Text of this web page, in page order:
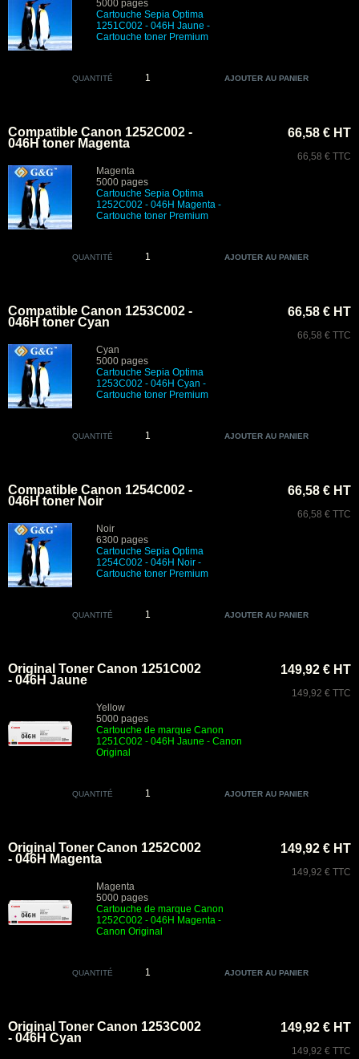
5000 pages
Cartouche Sepia Optima
1251C002 - 046H Jaune -
Cartouche toner Premium
QUANTITÉ
Compatible Canon 1252C002 -
046H toner Magenta
Magenta
5000 pages
Cartouche Sepia Optima
1252C002 - 046H Magenta -
Cartouche toner Premium
66,58 € HT
66,58 € TTC
QUANTITÉ
Compatible Canon 1253C002 -
046H toner Cyan
Cyan
5000 pages
Cartouche Sepia Optima
1253C002 - 046H Cyan -
Cartouche toner Premium
66,58 € HT
66,58 € TTC
QUANTITÉ
Compatible Canon 1254C002 -
046H toner Noir
Noir
6300 pages
Cartouche Sepia Optima
1254C002 - 046H Noir -
Cartouche toner Premium
66,58 € HT
66,58 € TTC
QUANTITÉ
Original Toner Canon 1251C002
- 046H Jaune
Yellow
5000 pages
Cartouche de marque Canon
1251C002 - 046H Jaune - Canon
Original
149,92 € HT
149,92 € TTC
QUANTITÉ
Original Toner Canon 1252C002
- 046H Magenta
Magenta
5000 pages
Cartouche de marque Canon
1252C002 - 046H Magenta -
Canon Original
149,92 € HT
149,92 € TTC
QUANTITÉ
Original Toner Canon 1253C002
- 046H Cyan
149,92 € HT
149,92 € TTC